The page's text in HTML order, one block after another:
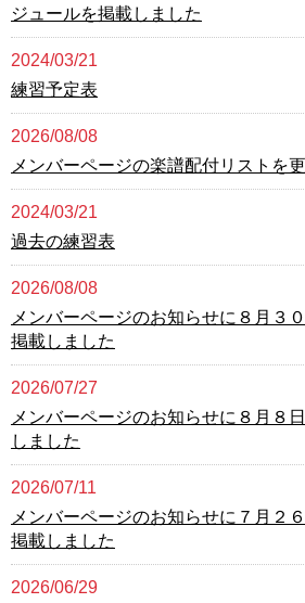
ジュールを掲載しました
2024/03/21
練習予定表
2026/08/08
メンバーページの楽譜配付リストを
2024/03/21
過去の練習表
2026/08/08
メンバーページのお知らせに８月３
掲載しました
2026/07/27
メンバーページのお知らせに８月８
しました
2026/07/11
メンバーページのお知らせに７月２
掲載しました
2026/06/29